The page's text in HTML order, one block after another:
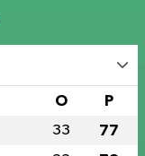
O P
33 77